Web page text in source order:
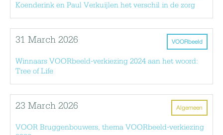
Koenderink en Paul Verkuijlen het verschil in de zorg
VOORbeeld
31 March 2026
Winnaars VOORbeeld-verkiezing 2024 aan het woord:
Tree of Life
Algemeen
23 March 2026
VOOR Bruggenbouwers, thema VOORbeeld-verkiezing